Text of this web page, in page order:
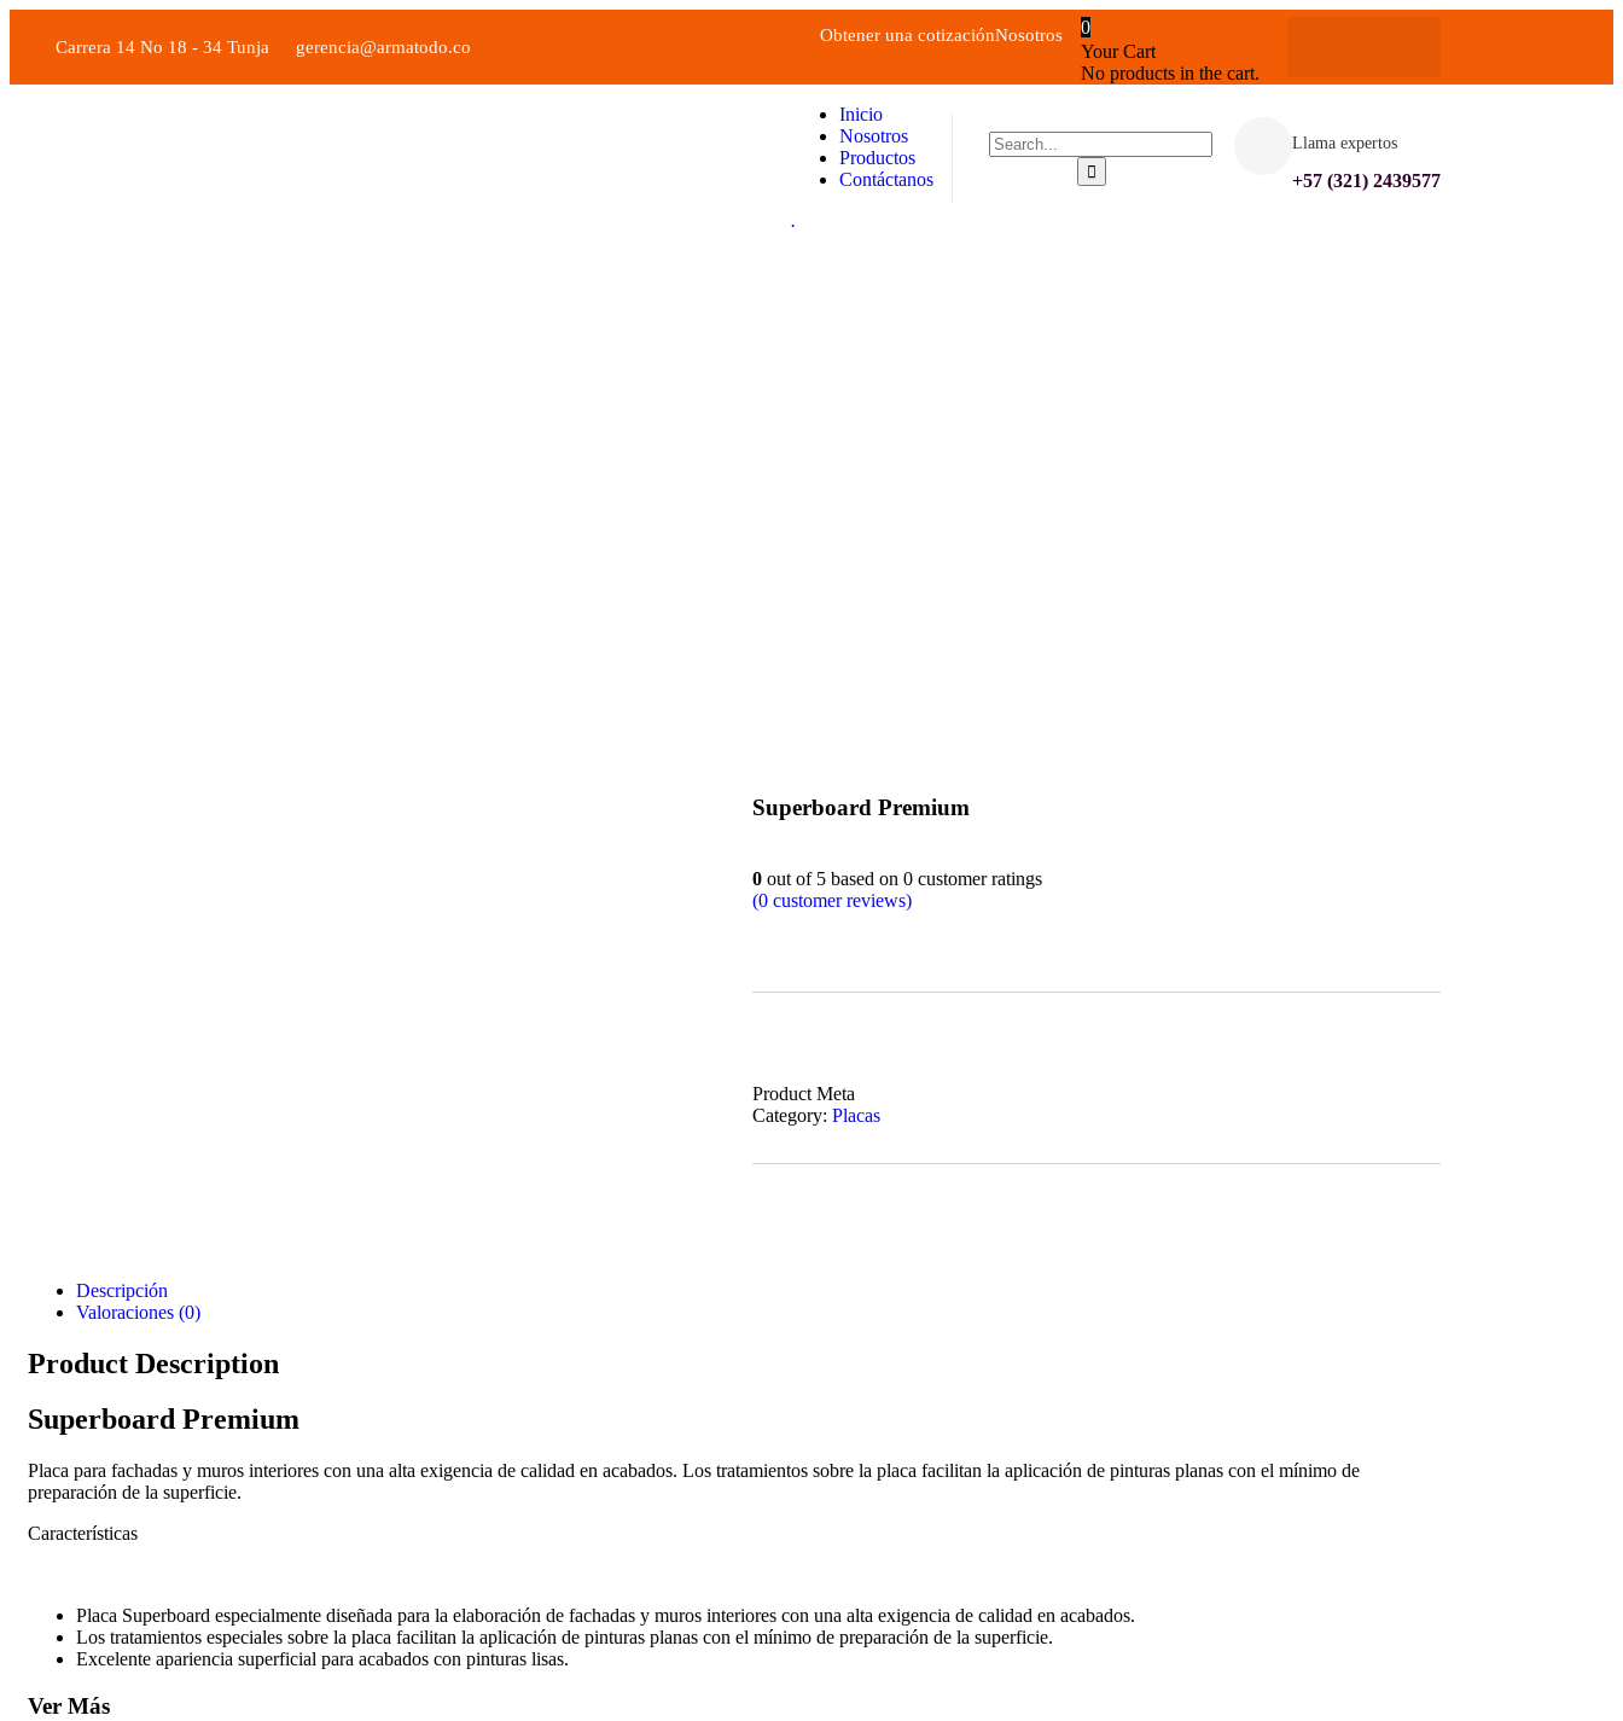
Carrera 14 No 18 - 34 Tunja gerencia@armatodo.co
Obtener una cotizaciónNosotros
0
Your Cart
No products in the cart.
Inicio
Nosotros
Productos
Contáctanos
.
Llama expertos
+57 (321) 2439577
Superboard Premium
0 out of 5 based on 0 customer ratings
(0 customer reviews)
Product Meta
Category: Placas
Descripción
Valoraciones (0)
Product Description
Superboard Premium
Placa para fachadas y muros interiores con una alta exigencia de calidad en acabados. Los tratamientos sobre la placa facilitan la aplicación de pinturas planas con el mínimo de
preparación de la superficie.
Características
Placa Superboard especialmente diseñada para la elaboración de fachadas y muros interiores con una alta exigencia de calidad en acabados.
Los tratamientos especiales sobre la placa facilitan la aplicación de pinturas planas con el mínimo de preparación de la superficie.
Excelente apariencia superficial para acabados con pinturas lisas.
Ver Más